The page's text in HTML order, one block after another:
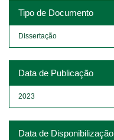
Tipo de Documento
Dissertação
Data de Publicação
2023
Data de Disponibilização